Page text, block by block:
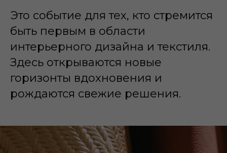
Это событие для тех, кто стремится
быть первым в области
интерьерного дизайна и текстиля.
Здесь открываются новые
горизонты вдохновения и
рождаются свежие решения.